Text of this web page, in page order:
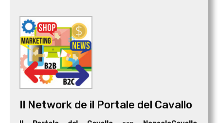
Il Network de il Portale del Cavallo